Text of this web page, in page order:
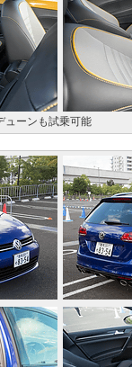
ューンも試乗可能